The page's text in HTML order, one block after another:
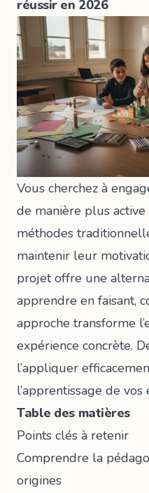
réussir en 2026
Vous cherchez à
de manière plus
méthodes
maintenir leur
projetoffre une
apprendre en faisant,
approche transforme
expérience concrète.
l’appliquer
l’apprentissage de
Table des matières
Points clés à retenir
Comprendre la
origines